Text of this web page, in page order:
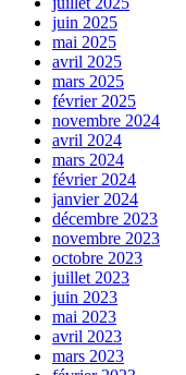
juin 2025
mai 2025
avril 2025
mars 2025
février 2025
novembre 2024
avril 2024
mars 2024
février 2024
janvier 2024
décembre 2023
novembre 2023
octobre 2023
juillet 2023
juin 2023
mai 2023
avril 2023
mars 2023